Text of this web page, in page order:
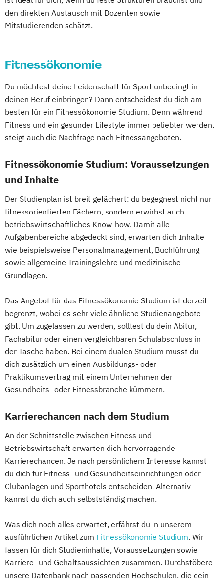
den direkten Austausch mit Dozenten sowie
Mitstudierenden schätzt.
Fitnessökonomie
Du möchtest deine Leidenschaft für Sport unbedingt in
deinen Beruf einbringen? Dann entscheidest du dich am
besten für ein Fitnessökonomie Studium. Denn während
Fitness und ein gesunder Lifestyle immer beliebter werden,
steigt auch die Nachfrage nach Fitnessangeboten.
Fitnessökonomie Studium: Voraussetzungen
und Inhalte
Der Studienplan ist breit gefächert: du begegnest nicht nur
fitnessorientierten Fächern, sondern erwirbst auch
betriebswirtschaftliches Know-how. Damit alle
Aufgabenbereiche abgedeckt sind, erwarten dich Inhalte
wie beispielsweise Personalmanagement, Buchführung
sowie allgemeine Trainingslehre und medizinische
Grundlagen.
Das Angebot für das Fitnessökonomie Studium ist derzeit
begrenzt, wobei es sehr viele ähnliche Studienangebote
gibt. Um zugelassen zu werden, solltest du dein Abitur,
Fachabitur oder einen vergleichbaren Schulabschluss in
der Tasche haben. Bei einem dualen Studium musst du
dich zusätzlich um einen Ausbildungs- oder
Praktikumsvertrag mit einem Unternehmen der
Gesundheits- oder Fitnessbranche kümmern.
Karrierechancen nach dem Studium
An der Schnittstelle zwischen Fitness und
Betriebswirtschaft erwarten dich hervorragende
Karrierechancen. Je nach persönlichem Interesse kannst
du dich für Fitness- und Gesundheitseinrichtungen oder
Clubanlagen und Sporthotels entscheiden. Alternativ
kannst du dich auch selbstständig machen.
Was dich noch alles erwartet, erfährst du in unserem
ausführlichen Artikel zum Fitnessökonomie Studium. Wir
fassen für dich Studieninhalte, Voraussetzungen sowie
Karriere- und Gehaltsaussichten zusammen. Durchstöbere
unsere Datenbank nach passenden Hochschulen, die dein